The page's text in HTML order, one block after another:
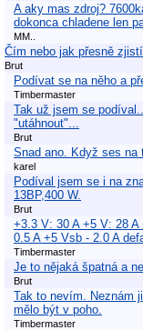
A aky mas zdroj?
dokonca chladene len
MM..
Čím nebo jak přesně
Brut
Podívat se na něho a
Timbermaster
Tak už jsem se
"utáhnout"...
Brut
Snad ano. Když ses
karel
Podíval jsem se i na
13BP,400 W.
Brut
+3.3 V: 30 A +5 V: 28
0.5 A +5 Vsb - 2.0 A
Timbermaster
Je to nějaká špatná a
Brut
Tak to nevím. Neznám
mělo být v poho.
Timbermaster